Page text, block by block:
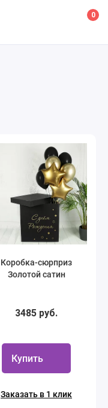
0
Коробка-сюрприз
Золотой сатин
3485 руб.
Купить
Заказать в 1 клик